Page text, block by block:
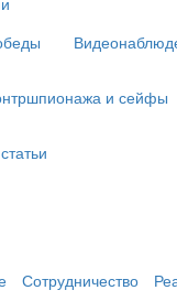
и сейфы
Сотрудничество